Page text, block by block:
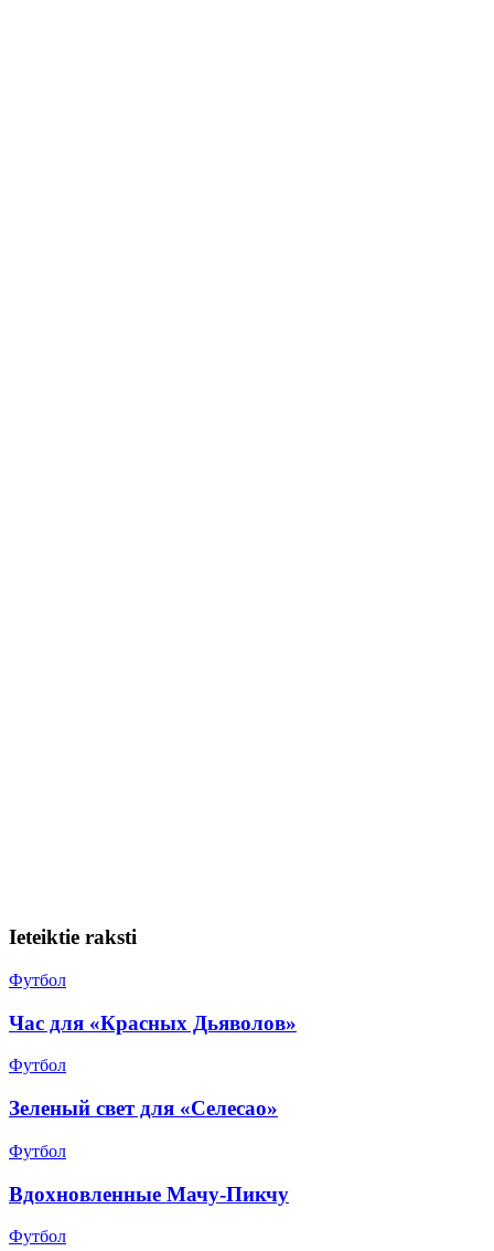
Ieteiktie raksti
Футбол
Час для «Красных Дьяволов»
Футбол
Зеленый свет для «Селесао»
Футбол
Вдохновленные Мачу-Пикчу
Футбол